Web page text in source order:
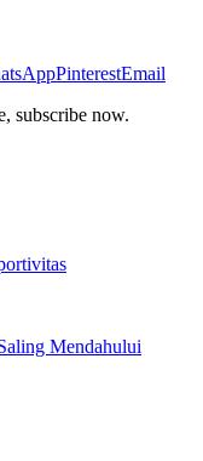
PinterestEmail
subscribe now.
Mendahului